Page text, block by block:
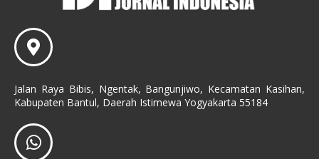
Jalan Raya Bibis, Ngentak, Bangunjiwo, Kecamatan Kasihan,
Kabupaten Bantul, Daerah Istimewa Yogyakarta 55184